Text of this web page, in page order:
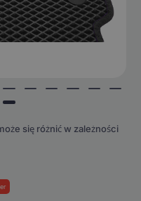
się różnić w zależności